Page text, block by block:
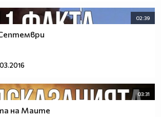
02:39
03:31
на Маите